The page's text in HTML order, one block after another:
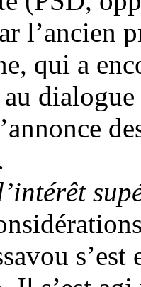
l’ancien
qui a
au